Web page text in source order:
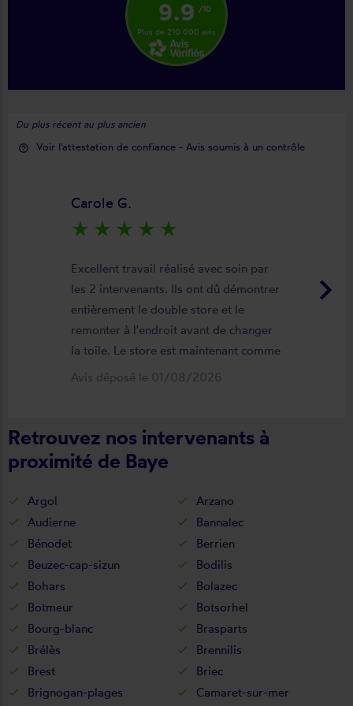
9.9 /10
Plus de 210 000 avis
Du plus récent au plus ancien
help_outline Voir l'attestation de confiance - Avis soumis à un contrôle
keyboard_arrow_right
Carole G.
star_rate star_rate star_rate star_rate star_rate
Excellent travail réalisé avec soin par
les 2 intervenants. Ils ont dû démontrer
entièrement le double store et le
remonter à l'endroit avant de changer
la toile. Le store est maintenant comme
neuf, parfaitement positionné et
Avis déposé le 01/08/2026
Retrouvez nos intervenants à
proximité de Baye
Argol
Arzano
Audierne
Bannalec
Bénodet
Berrien
Beuzec-cap-sizun
Bodilis
Bohars
Bolazec
Botmeur
Botsorhel
Bourg-blanc
Brasparts
Brélès
Brennilis
Brest
Briec
Brignogan-plages
Camaret-sur-mer